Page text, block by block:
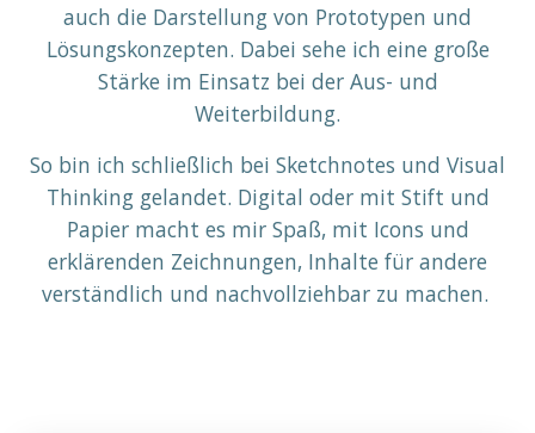
auch die Darstellung von Prototypen und
Lösungskonzepten. Dabei sehe ich eine große
Stärke im Einsatz bei der Aus- und
Weiterbildung.
So bin ich schließlich bei Sketchnotes und Visual
Thinking gelandet. Digital oder mit Stift und
Papier macht es mir Spaß, mit Icons und
erklärenden Zeichnungen, Inhalte für andere
verständlich und nachvollziehbar zu machen.